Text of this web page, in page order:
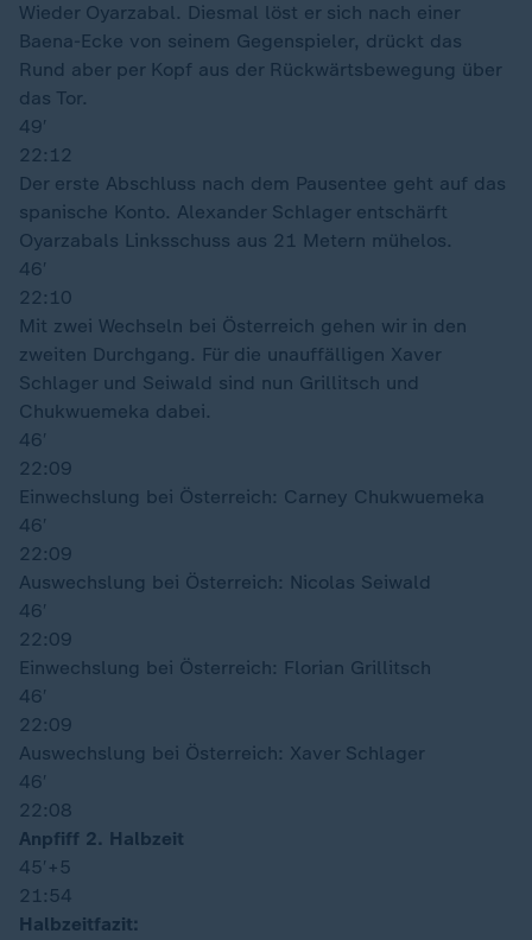
Wieder Oyarzabal. Diesmal löst er sich nach einer
Baena-Ecke von seinem Gegenspieler, drückt das
Rund aber per Kopf aus der Rückwärtsbewegung über
das Tor.
49′
22:12
Der erste Abschluss nach dem Pausentee geht auf das
spanische Konto. Alexander Schlager entschärft
Oyarzabals Linksschuss aus 21 Metern mühelos.
46′
22:10
Mit zwei Wechseln bei Österreich gehen wir in den
zweiten Durchgang. Für die unauffälligen Xaver
Schlager und Seiwald sind nun Grillitsch und
Chukwuemeka dabei.
46′
22:09
Einwechslung bei Österreich: Carney Chukwuemeka
46′
22:09
Auswechslung bei Österreich: Nicolas Seiwald
46′
22:09
Einwechslung bei Österreich: Florian Grillitsch
46′
22:09
Auswechslung bei Österreich: Xaver Schlager
46′
22:08
Anpfiff 2. Halbzeit
45′ +5
21:54
Halbzeitfazit: